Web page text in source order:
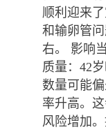
顺利迎来
和输卵管
右。 影响
质量：42
数量可能
率升高。
风险增加